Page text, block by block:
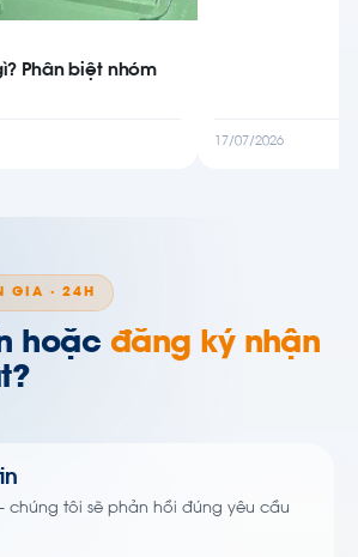
Phân biệt nhóm
17/07/2026
GIA · 24H
hoặc đăng ký nhận
tôi sẽ phản hồi đúng yêu cầu